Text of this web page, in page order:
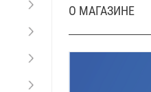
О МАГАЗИНЕ